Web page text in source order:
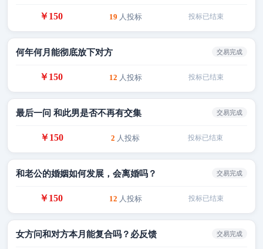
￥150 19 人投标 投标已结束
何年何月能彻底放下对方 交易完成
￥150 12 人投标 投标已结束
最后一问 和此男是否不再有交集 交易完成
￥150 2 人投标 投标已结束
和老公的婚姻如何发展，会离婚吗？ 交易完成
￥150 12 人投标 投标已结束
女方问和对方本月能复合吗？必反馈 交易完成